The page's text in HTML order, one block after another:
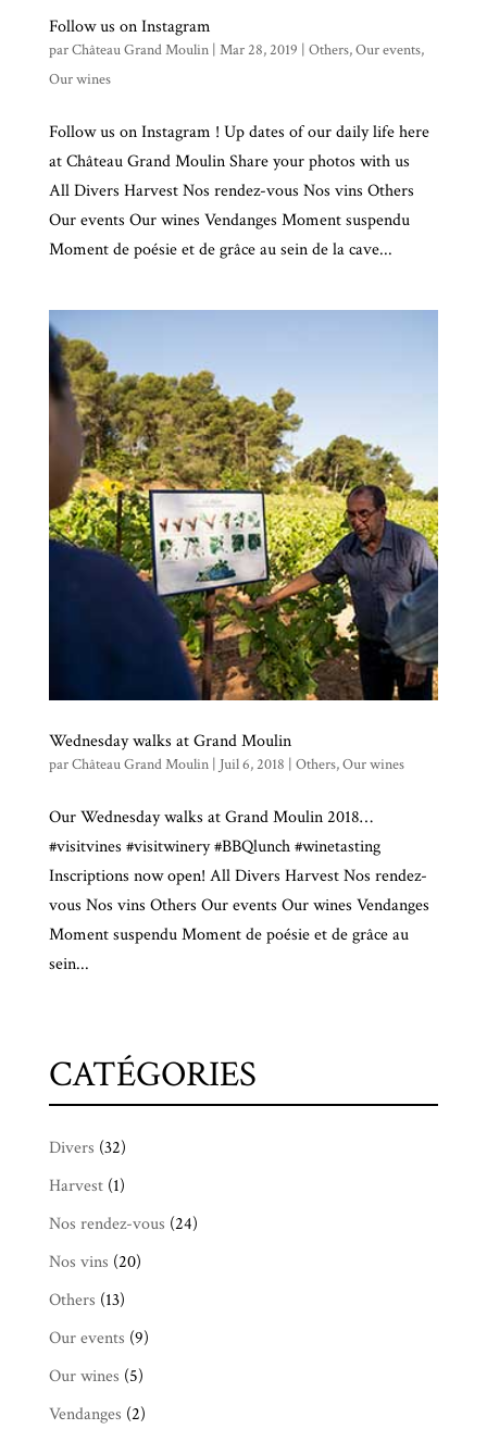
Follow us on Instagram
parChâteau Grand Moulin| Mar 28, 2019 | Others,Our events,
Our wines
Follow us on Instagram ! Up dates of our daily life here
at Château Grand Moulin Share your photos with us
All Divers Harvest Nos rendez-vous Nos vins Others
Our events Our wines Vendanges Moment suspendu
Moment de poésie et de grâce au sein de la cave...
Wednesday walks at Grand Moulin
parChâteau Grand Moulin| Juil 6, 2018 | Others,Our wines
Our Wednesday walks at Grand Moulin 2018…
#visitvines #visitwinery #BBQlunch #winetasting
Inscriptions now open! All Divers Harvest Nos rendez-
vous Nos vins Others Our events Our wines Vendanges
Moment suspendu Moment de poésie et de grâce au
sein...
CATÉGORIES
Divers (32)
Harvest(1)
Nos rendez-vous (24)
Nos vins (20)
Others (13)
Our events (9)
Our wines (5)
Vendanges (2)